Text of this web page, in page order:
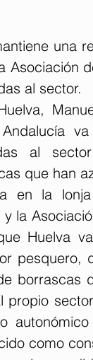
una
Asociación
al sector.
al
que han
en la
la
Huelva
pesquero,
borrascas
propio
como